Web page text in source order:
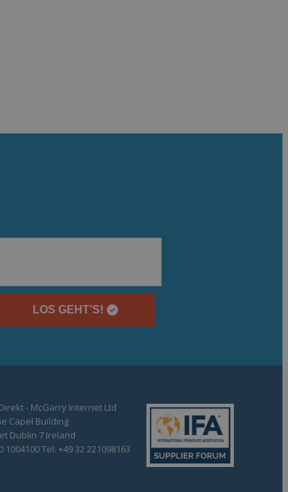
LOS GEHT’S!
- McGarry Internet Ltd
Capel Building
Dublin 7 Ireland
1004100 Tel: +49 32 221098163